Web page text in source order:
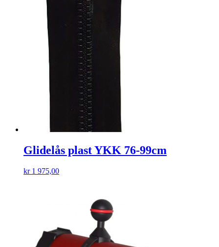
Glidelås plast YKK 76-99cm
kr1 975,00